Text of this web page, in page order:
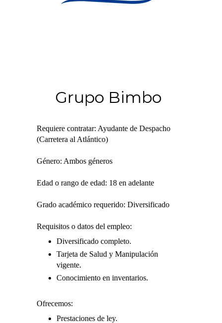
Grupo Bimbo
Requiere contratar: Ayudante de Despacho
(Carretera al Atlántico)
Género: Ambos géneros
Edad o rango de edad: 18 en adelante
Grado académico requerido: Diversificado
Requisitos o datos del empleo:
Diversificado completo.
Tarjeta de Salud y Manipulación
vigente.
Conocimiento en inventarios.
Ofrecemos:
Prestaciones de ley.